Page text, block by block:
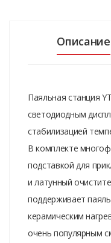
Описание
Паяльная станция
светодиодным
стабилизацией
В комплекте
подставкой для
и латунный
поддерживает
керамическим
очень популярным